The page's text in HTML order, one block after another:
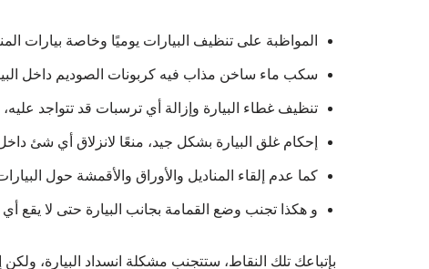
المواظبة على تنظيف البيارات يوميًا وخاصة بيارات
سكب ماء ساخن مذاب فيه كربونات الصوديم داخل
تنظيف غطاء البيارة وإزالة أي ترسبات قد تتواجد
إحكام غلق البيارة بشكل جيد، منعًا لانزلاق أي شئ
كما عدم إلقاء المناديل والأوراق والأقمشة حول
و هكذا تجنب وضع القمامة بجانب البيارة حتى لا يقع أي
بإتباعك تلك النقاط، ستتجنب مشكلة انسداد البيارة،